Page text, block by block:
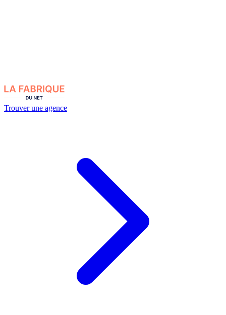
Trouver une agence